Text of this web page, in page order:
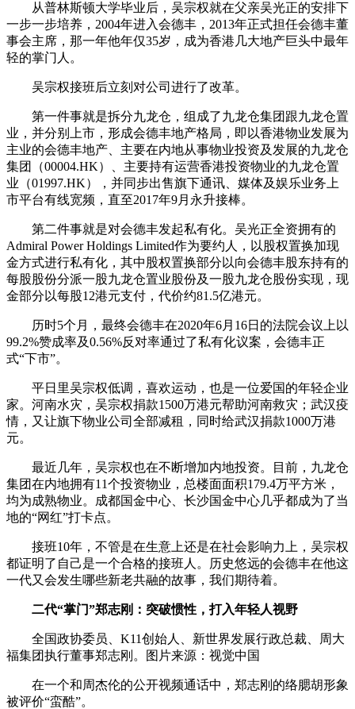
从普林斯顿大学毕业后，吴宗权就在父亲吴光正的安排下
一步一步培养，2004年进入会德丰，2013年正式担任会德丰董
事会主席，那一年他年仅35岁，成为香港几大地产巨头中最年
轻的掌门人。
吴宗权接班后立刻对公司进行了改革。
第一件事就是拆分九龙仓，组成了九龙仓集团跟九龙仓置
业，并分别上市，形成会德丰地产格局，即以香港物业发展为
主业的会德丰地产、主要在内地从事物业投资及发展的九龙仓
集团（00004.HK）、主要持有运营香港投资物业的九龙仓置
业（01997.HK），并同步出售旗下通讯、媒体及娱乐业务上
市平台有线宽频，直至2017年9月永升接棒。
第二件事就是对会德丰发起私有化。吴光正全资拥有的
Admiral Power Holdings Limited作为要约人，以股权置换加现
金方式进行私有化，其中股权置换部分以向会德丰股东持有的
每股股份分派一股九龙仓置业股份及一股九龙仓股份实现，现
金部分以每股12港元支付，代价约81.5亿港元。
历时5个月，最终会德丰在2020年6月16日的法院会议上以
99.2%赞成率及0.56%反对率通过了私有化议案，会德丰正
式“下市”。
平日里吴宗权低调，喜欢运动，也是一位爱国的年轻企业
家。河南水灾，吴宗权捐款1500万港元帮助河南救灾；武汉疫
情，又让旗下物业公司全部减租，同时给武汉捐款1000万港
元。
最近几年，吴宗权也在不断增加内地投资。目前，九龙仓
集团在内地拥有11个投资物业，总楼面面积179.4万平方米，
均为成熟物业。成都国金中心、长沙国金中心几乎都成为了当
地的“网红”打卡点。
接班10年，不管是在生意上还是在社会影响力上，吴宗权
都证明了自己是一个合格的接班人。历史悠远的会德丰在他这
一代又会发生哪些新老共融的故事，我们期待着。
二代“掌门”郑志刚：突破惯性，打入年轻人视野
全国政协委员、K11创始人、新世界发展行政总裁、周大
福集团执行董事郑志刚。图片来源：视觉中国
在一个和周杰伦的公开视频通话中，郑志刚的络腮胡形象
被评价“蛮酷”。